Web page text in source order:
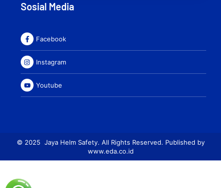
Sosial Media
Facebook
Instagram
Youtube
© 2025 Jaya Helm Safety. All Rights Reserved. Published by
www.eda.co.id